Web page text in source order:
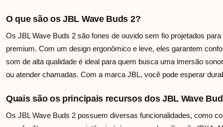
O que são os JBL Wave Buds 2?
Os JBL Wave Buds 2 são fones de ouvido sem fio projetados
premium. Com um design ergonômico e leve, eles garantem
som de alta qualidade é ideal para quem busca uma imersão
ou atender chamadas. Com a marca JBL, você pode esperar
Quais são os principais recursos dos JBL Wave
Os JBL Wave Buds 2 possuem diversas funcionalidades, como